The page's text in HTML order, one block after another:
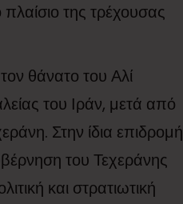
της τρέχουσας
θάνατο του Αλί
του Ιράν, μετά από
Στην ίδια επιδρομή
του Τεχεράνης
και στρατιωτική